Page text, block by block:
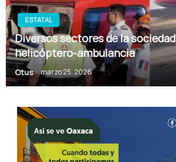
ESTATAL
Diversos sectores de la
helicóptero-ambulancia
Otus marzo 25, 2026